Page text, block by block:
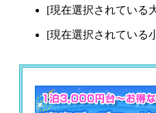
[現在選択されている
[現在選択されている